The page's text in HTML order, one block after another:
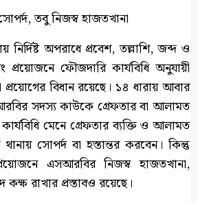
তবু নিজস্ব হাজতখানা
অপরাধে প্রবেশ, তল্লাশি, জব্দ ও
প্রয়োজনে ফৌজদারি কার্যবিধি অনুযায়ী
প্রয়োগের বিধান রয়েছে। ১৪ ধারায় আবার
সদস্য কাউকে গ্রেফতার বা আলামত
মেনে গ্রেফতার ব্যক্তি ও আলামত
থানায় সোপর্দ বা হস্তান্তর করবেন। কিন্তু
এসআরবির নিজস্ব হাজতখানা,
কক্ষ রাখার প্রস্তাবও রয়েছে।